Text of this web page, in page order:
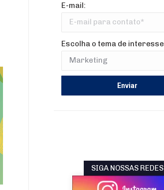
E-mail:
Escolha o tema de interesse
SIGA NOSSAS REDES